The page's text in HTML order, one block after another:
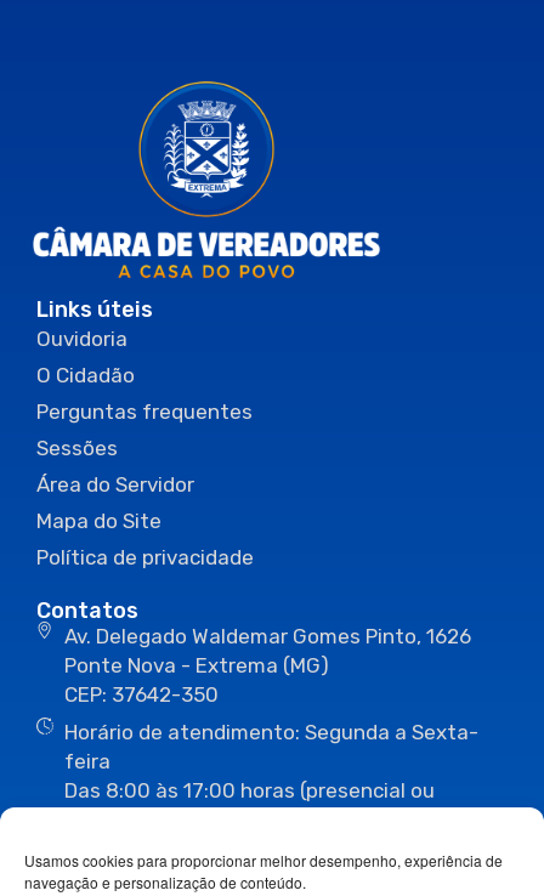
Usamos cookies para proporcionar melhor desempenho, experiência de
navegação e personalização de conteúdo.
Links úteis
Ouvidoria
O Cidadão
Perguntas frequentes
Sessões
Área do Servidor
Mapa do Site
Política de privacidade
Contatos
Av. Delegado Waldemar Gomes Pinto, 1626
Ponte Nova - Extrema (MG)
CEP: 37642-350
Horário de atendimento: Segunda a Sexta-
feira
Das 8:00 às 17:00 horas (presencial ou
(35) 3435-1112 (35) 3435-3063